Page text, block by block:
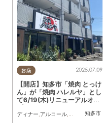
お店
知多市
2025.07.09
【開店】知多市「焼肉 とっけ
ん」が「焼肉 ハレルヤ」とし
て6/19(木)リニューアルオー
プン
ディナー アルコール